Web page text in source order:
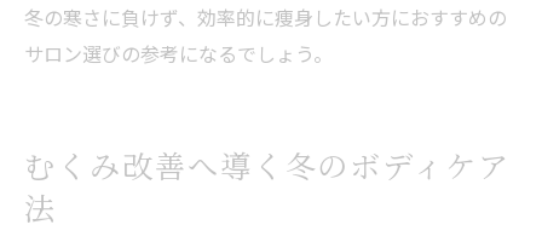
冬の寒さに負けず、効率的に痩身したい方におすすめの
サロン選びの参考になるでしょう。
むくみ改善へ導く冬のボディケア
法